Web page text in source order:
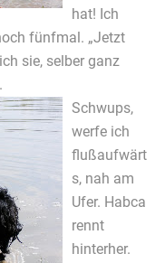
hat! Ich
fünfmal. „Jetzt
sie, selber ganz
Schwups,
werfe ich
flußaufwärt
s, nah am
Ufer. Habca
rennt
hinterher.